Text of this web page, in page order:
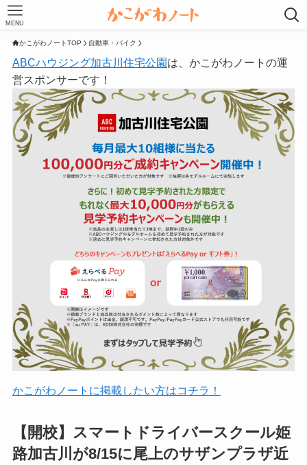
MENU
かこがわノートTOP 自動車・バイク
ABCハウジング加古川住宅公園は、かこがわノートの運
営スポンサーです！
かこがわノートに掲載したい方はコチラ！
【開校】スマートドライバースクール姫
路加古川が8/15に尾上のサザンプラザ近